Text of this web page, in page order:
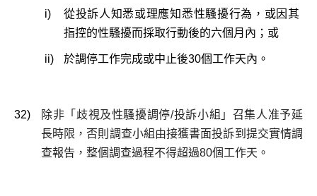
i)
從投訴人知悉或理應知悉性騷擾行為，或因其
指控的性騷擾而採取行動後的六個月內；或
ii) 於調停工作完成或中止後30個工作天內。
32)
除非「歧視及性騷擾調停/投訴小組」召集人准予延
長時限，否則調查小組由接獲書面投訴到提交實情調
查報告，整個調查過程不得超過80個工作天。